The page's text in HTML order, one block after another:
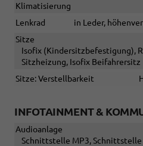
Klimatisierung
Lenkrad
in Leder,
Sitze
Isofix (Kindersitzbefestigung),
Sitzheizung, Isofix Beifahrersitz
Sitze: Verstellbarkeit
INFOTAINMENT &
Audioanlage
Schnittstelle MP3, Schnittstelle